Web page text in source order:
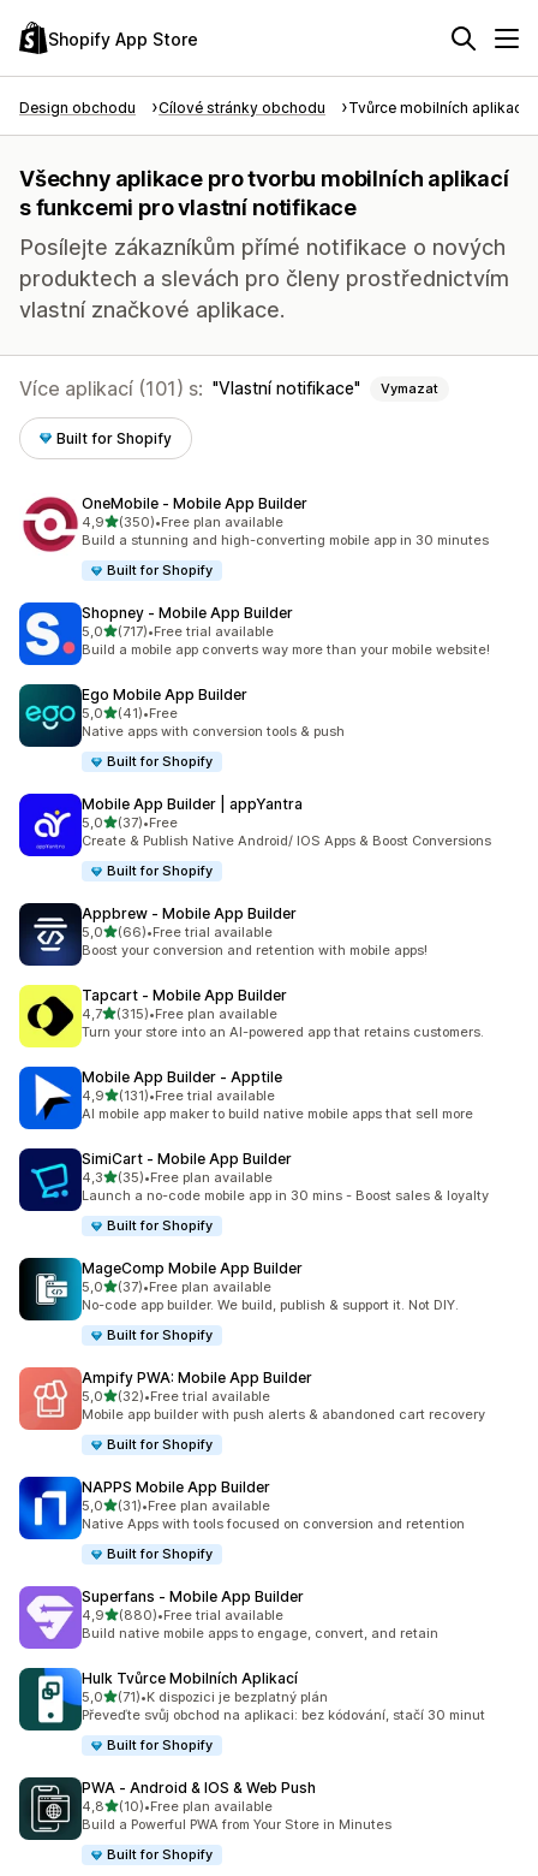
Shopify App Store
Design obchodu Cílové stránky obchodu Tvůrce mobilních aplikací
Všechny aplikace pro tvorbu mobilních aplikací
s funkcemi pro vlastní notifikace
Posílejte zákazníkům přímé notifikace o nových
produktech a slevách pro členy prostřednictvím
vlastní značkové aplikace.
Více aplikací (101) s: Vlastní notifikace Vymazat
Built for Shopify
OneMobile ‑ Mobile App Builder
4,9z 5 hvězd
(350)
Celkový počet recenzí: 350
•Free plan available
Build a stunning and high-converting mobile app in 30 minutes
Built for Shopify
Shopney ‑ Mobile App Builder
5,0z 5 hvězd
(717)
Celkový počet recenzí: 717
•Free trial available
Build a mobile app converts way more than your mobile website!
Ego Mobile App Builder
5,0z 5 hvězd
(41)
Celkový počet recenzí: 41
•Free
Native apps with conversion tools & push
Built for Shopify
Mobile App Builder | appYantra
5,0z 5 hvězd
(37)
Celkový počet recenzí: 37
•Free
Create & Publish Native Android/ IOS Apps & Boost Conversions
Built for Shopify
Appbrew ‑ Mobile App Builder
5,0z 5 hvězd
(66)
Celkový počet recenzí: 66
•Free trial available
Boost your conversion and retention with mobile apps!
Tapcart ‑ Mobile App Builder
4,7z 5 hvězd
(315)
Celkový počet recenzí: 315
•Free plan available
Turn your store into an AI-powered app that retains customers.
Mobile App Builder ‑ Apptile
4,9z 5 hvězd
(131)
Celkový počet recenzí: 131
•Free trial available
AI mobile app maker to build native mobile apps that sell more
SimiCart ‑ Mobile App Builder
4,3z 5 hvězd
(35)
Celkový počet recenzí: 35
•Free plan available
Launch a no-code mobile app in 30 mins - Boost sales & loyalty
Built for Shopify
MageComp Mobile App Builder
5,0z 5 hvězd
(37)
Celkový počet recenzí: 37
•Free plan available
No-code app builder. We build, publish & support it. Not DIY.
Built for Shopify
Ampify PWA: Mobile App Builder
5,0z 5 hvězd
(32)
Celkový počet recenzí: 32
•Free trial available
Mobile app builder with push alerts & abandoned cart recovery
Built for Shopify
NAPPS Mobile App Builder
5,0z 5 hvězd
(31)
Celkový počet recenzí: 31
•Free plan available
Native Apps with tools focused on conversion and retention
Built for Shopify
Superfans ‑ Mobile App Builder
4,9z 5 hvězd
(880)
Celkový počet recenzí: 880
•Free trial available
Build native mobile apps to engage, convert, and retain
Hulk Tvůrce Mobilních Aplikací
5,0z 5 hvězd
(71)
Celkový počet recenzí: 71
•K dispozici je bezplatný plán
Převeďte svůj obchod na aplikaci: bez kódování, stačí 30 minut
Built for Shopify
PWA ‑ Android & IOS & Web Push
4,8z 5 hvězd
(10)
Celkový počet recenzí: 10
•Free plan available
Build a Powerful PWA from Your Store in Minutes
Built for Shopify